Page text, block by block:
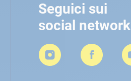
Seguici sui
social network